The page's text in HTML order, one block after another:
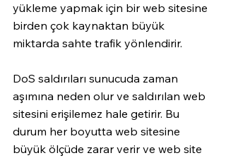
yükleme yapmak için bir web sitesine
birden çok kaynaktan büyük
miktarda sahte trafik yönlendirir.
DoS saldırıları sunucuda zaman
aşımına neden olur ve saldırılan web
sitesini erişilemez hale getirir. Bu
durum her boyutta web sitesine
büyük ölçüde zarar verir ve web site